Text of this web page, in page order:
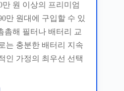
만 원 이상의 프리미엄
만 원대에 구입할 수 있
촘해 필터나 배터리 교
는 충분한 배터리 지속
인 가정의 최우선 선택